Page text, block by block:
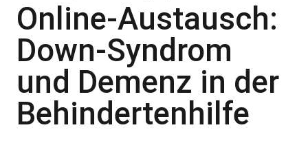
Online-Austausch:
Down-Syndrom
und Demenz in der
Behindertenhilfe